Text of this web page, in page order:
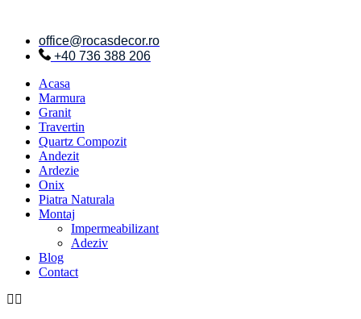
conținutoffice@rocasdecor.ro
+40 736 388 206
Acasa
Marmura
Granit
Travertin
Quartz Compozit
Andezit
Ardezie
Onix
Piatra Naturala
Montaj
Impermeabilizant
Adeziv
Blog
Contact